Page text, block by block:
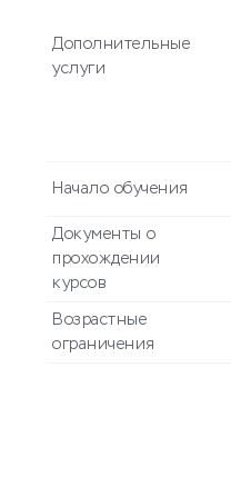
Дополнительные
услуги
Начало обучения
Документы о
прохождении
курсов
Возрастные
ограничения